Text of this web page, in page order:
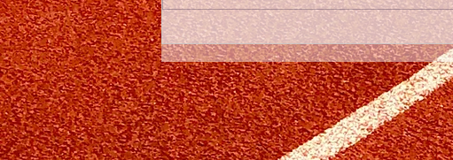
nog steeds code oranje zal
worden aangekondigd, is er na
enig overleg met de
clubverantwoordelijken van
ZWAT, beslist dat de p